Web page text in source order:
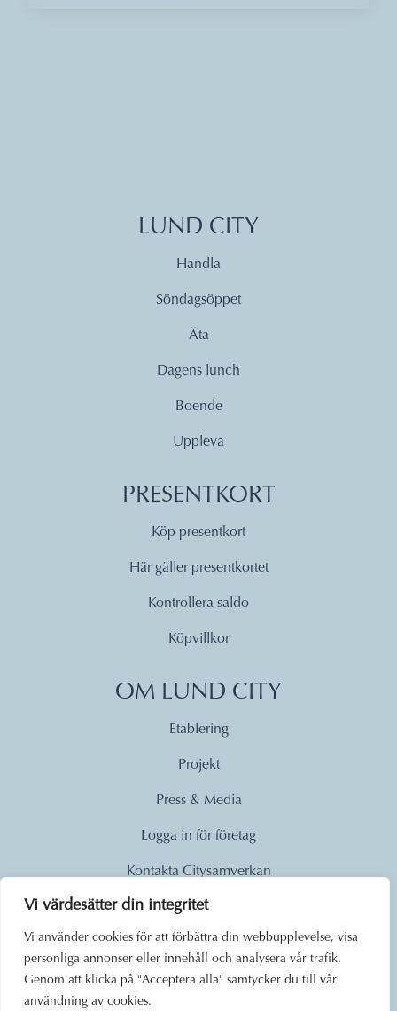
Vi värdesätter din integritet
Vi använder cookies för att förbättra din webbupplevelse, visa
personliga annonser eller innehåll och analysera vår trafik.
Genom att klicka på "Acceptera alla" samtycker du till vår
användning av cookies.
LUND CITY
Handla
Söndagsöppet
Äta
Dagens lunch
Boende
Uppleva
PRESENTKORT
Köp presentkort
Här gäller presentkortet
Kontrollera saldo
Köpvillkor
OM LUND CITY
Etablering
Projekt
Press & Media
Logga in för företag
Kontakta Citysamverkan
Lund City. Alla rättigheter
förbehållna.